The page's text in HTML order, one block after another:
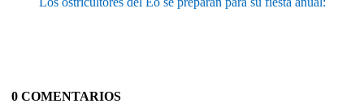
0 COMENTARIOS